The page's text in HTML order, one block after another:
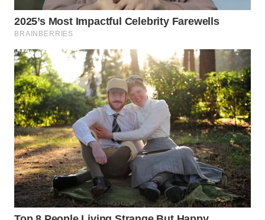
WN
CIANJUR
WN
KEPULAUAN
SERIBU
WN
TANGERANG
WN
BINJAI
WN
CIREBON